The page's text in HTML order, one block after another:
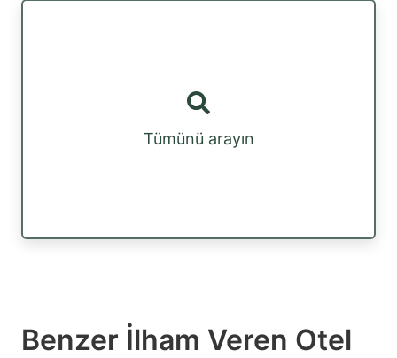
Tümünü arayın
Benzer İlham Veren Otel